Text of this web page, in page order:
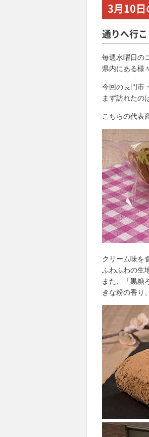
3月10日
通りへ行
毎週水曜日の
県内にある様
今回の長門市
まず訪れたの
こちらの代表
クリーム味を
ふわふわの生
また、「黒糖
きな粉の香り